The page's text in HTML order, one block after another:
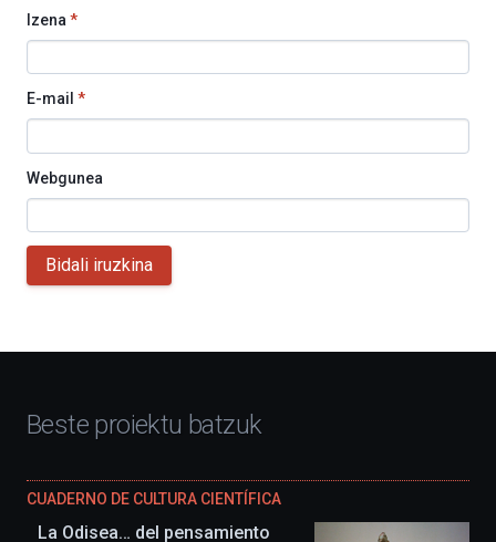
Izena *
E-mail *
Webgunea
Bidali iruzkina
Beste proiektu batzuk
CUADERNO DE CULTURA CIENTÍFICA
La Odisea… del pensamiento